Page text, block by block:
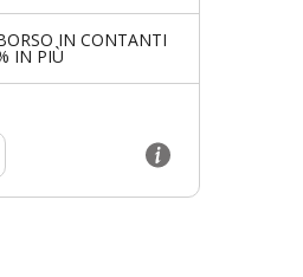
IN CONTANTI
IN PIÙ